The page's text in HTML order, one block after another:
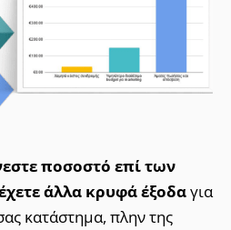
ποσοστό επί των
άλλα κρυφά έξοδαγια
κατάστημα, πλην της